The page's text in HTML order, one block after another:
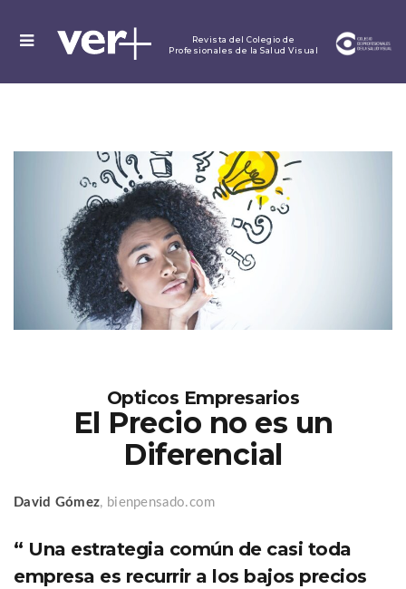
MENU
Revista del Colegio de
Profesionales de la Salud Visual
Opticos Empresarios
El Precio no es un
Diferencial
David Gómez, bienpensado.com
“ Una estrategia común de casi toda
empresa es recurrir a los bajos precios